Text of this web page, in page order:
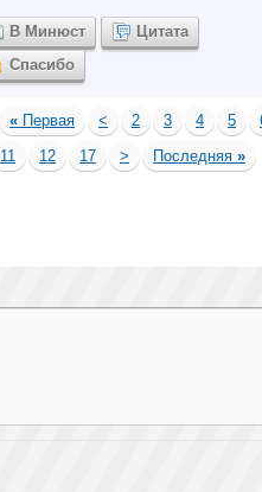
В Минюст
Цитата
Спасибо
« Первая < 2 3 4 5
11 12 17 > Последняя »